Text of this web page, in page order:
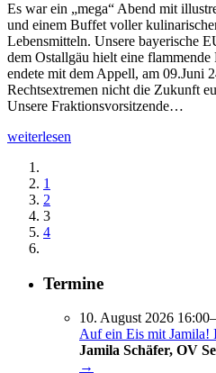
Es war ein „mega“ Abend mit
und einem Buffet voller
Lebensmitteln. Unsere bayerische
dem Ostallgäu hielt eine
endete mit dem Appell, am 09.Juni
Rechtsextremen nicht die Zukunft
Unsere Fraktionsvorsitzende…
weiterlesen
1
2
3
4
Termine
10. August 2026
Auf ein Eis mit Jamila!
Jamila Schäfer, OV
→